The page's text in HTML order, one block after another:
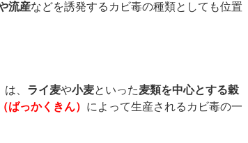
流産などを誘発するカビ毒の種類としても位置
は、 ライ麦や小麦といった麦類を中心とする穀
ばっかくきん） によって生産されるカビ毒の一